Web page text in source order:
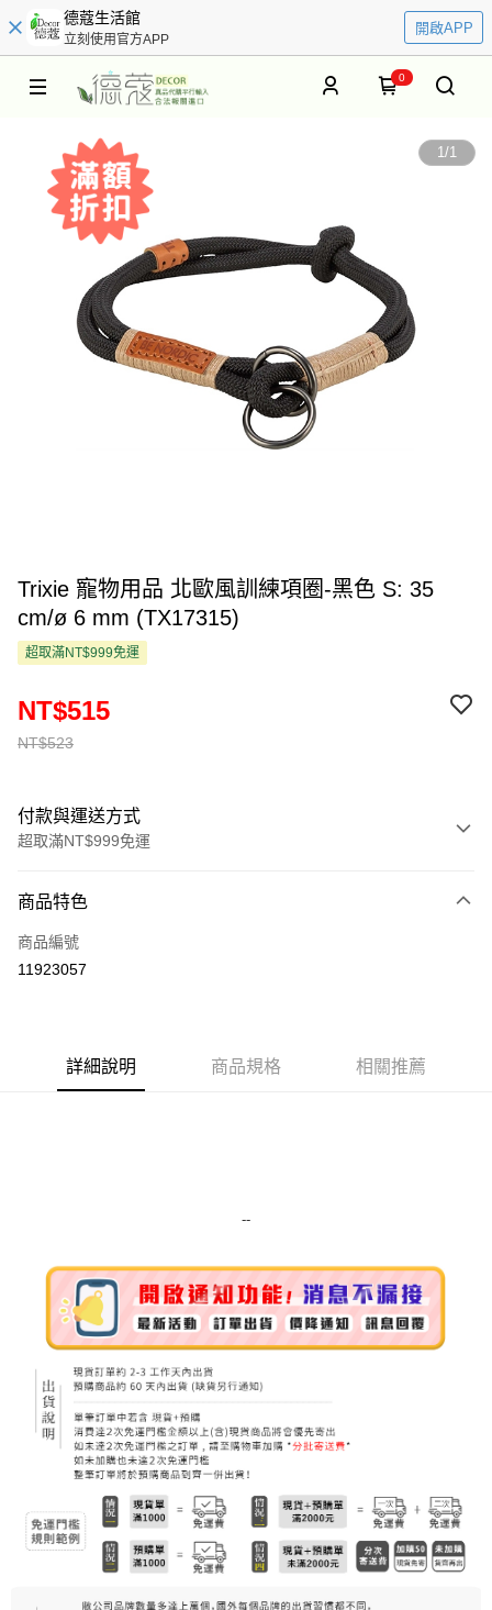
德蔻生活館
立刻使用官方APP
開啟APP
0
1/1
Trixie 寵物用品 北歐風訓練項圈-黑色 S: 35
cm/ø 6 mm (TX17315)
超取滿NT$999免運
NT$523
NT$515
付款與運送方式
超取滿NT$999免運
信用卡一次付款
超商取貨付款
街口支付
全家取貨付款
每筆NT$80，滿NT$999(含以上)免運費
每筆NT$80，滿NT$999(含以上)免運費
7-11取貨付款
每筆NT$80，滿NT$999(含以上)免運費
7-11純取貨 (先付款
每筆NT$80，滿NT$999(含以上)免運費
每筆NT$100，滿NT$999(含以上)免運費
商品特色
商品編號
11923057
詳細說明 商品規格 相關推薦
--